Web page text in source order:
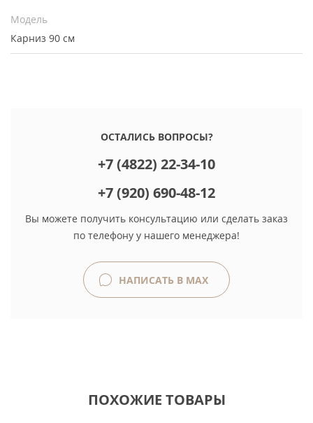
Модель
Карниз 90 см
ОСТАЛИСЬ ВОПРОСЫ?
+7 (4822) 22-34-10
+7 (920) 690-48-12
Вы можете получить консультацию или сделать заказ
по телефону у нашего менеджера!
НАПИСАТЬ В MAX
ПОХОЖИЕ ТОВАРЫ